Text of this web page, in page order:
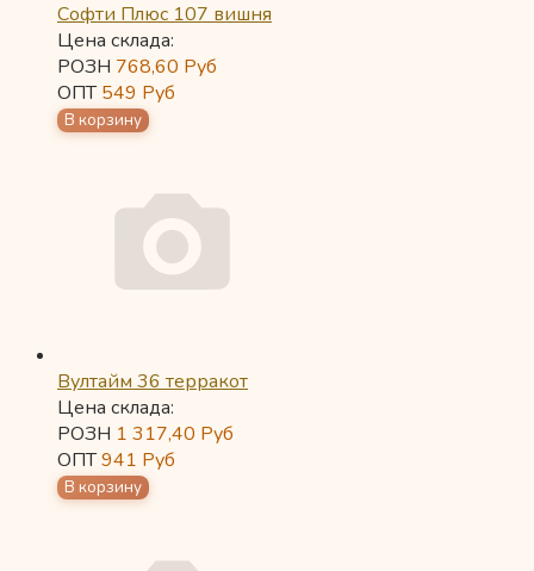
Софти Плюс 107 вишня
Цена склада:
РОЗН 768,60 Руб
ОПТ549 Руб
Вултайм 36 терракот
Цена склада:
РОЗН 1 317,40 Руб
ОПТ941 Руб